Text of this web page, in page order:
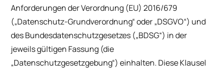
Anforderungen der Verordnung (EU) 2016/679
(„Datenschutz-Grundverordnung“ oder „DSGVO“) und
des Bundesdatenschutzgesetzes („BDSG“) in der
jeweils gültigen Fassung (die
„Datenschutzgesetzgebung“) einhalten. Diese Klausel